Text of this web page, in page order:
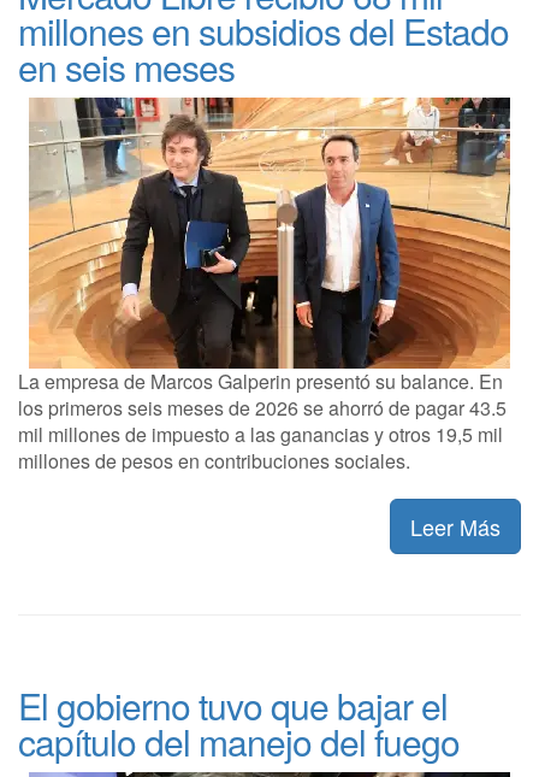
millones en subsidios del Estado
en seis meses
La empresa de Marcos Galperin presentó su balance. En
los primeros seis meses de 2026 se ahorró de pagar 43.5
mil millones de impuesto a las ganancias y otros 19,5 mil
millones de pesos en contribuciones sociales.
Leer Más
El gobierno tuvo que bajar el
capítulo del manejo del fuego